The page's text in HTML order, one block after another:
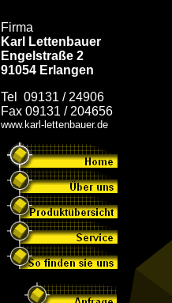
Firma
Karl Lettenbauer
Engelstraße 2
91054 Erlangen
Tel 09131 / 24906
Fax 09131 / 204656
www.karl-lettenbauer.de